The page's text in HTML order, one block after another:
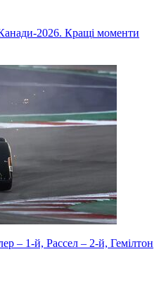
2026. Кращі моменти
– 1-й, Рассел – 2-й, Гемілтон